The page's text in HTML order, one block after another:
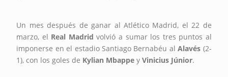
Un mes después de ganar al Atlético Madrid, el 22 de
marzo, el Real Madrid volvió a sumar los tres puntos al
imponerse en el estadio Santiago Bernabéu alAlavés (2-
1), con los goles de Kylian Mbappe yVinicius Júnior.